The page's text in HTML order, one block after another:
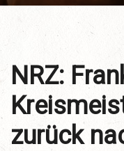
NRZ:
zurück